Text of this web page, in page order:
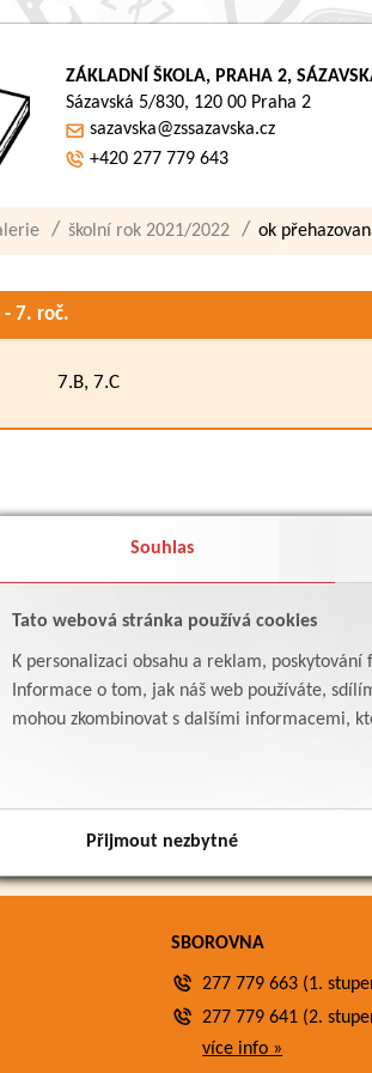
Souhlas
Tato webová stránka používá cookies
K personalizaci obsahu a reklam,
Informace o tom, jak náš web používáte,
mohou zkombinovat s dalšími informacemi,
Přijmout nezbytné
ZÁKLADNÍ ŠKOLA, PRAHA 2,
Sázavská 5/830, 120 00 Praha 2
sazavska@zssazavska.cz
+420 277 779 643
školní rok 2021/2022 ok
- 7. roč.
7.B, 7.C
SBOROVNA
277 779 663 (1.
277 779 641 (2.
více info »